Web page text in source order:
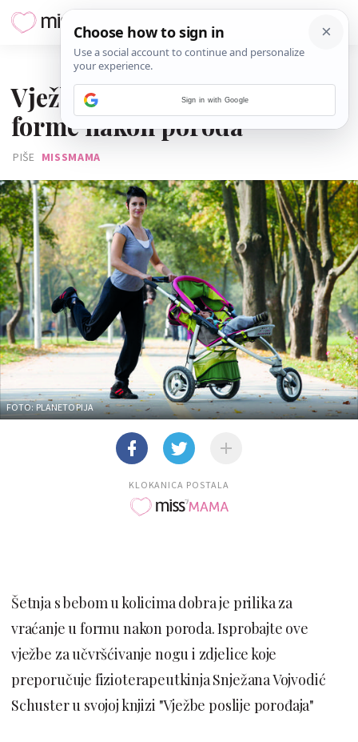
Vježbe s kolicima za vraćanje
forme nakon poroda
PIŠE MISSMAMA
FOTO: PLANETOPIJA
KLOKANICA POSTALA
Šetnja s bebom u kolicima dobra je prilika za
vraćanje u formu nakon poroda. Isprobajte ove
vježbe za učvršćivanje nogu i zdjelice koje
preporučuje fizioterapeutkinja Snježana Vojvodić
Schuster u svojoj knjizi "Vježbe poslije porođaja"
Sign in with Google